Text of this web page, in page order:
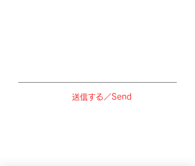
送信する／Send